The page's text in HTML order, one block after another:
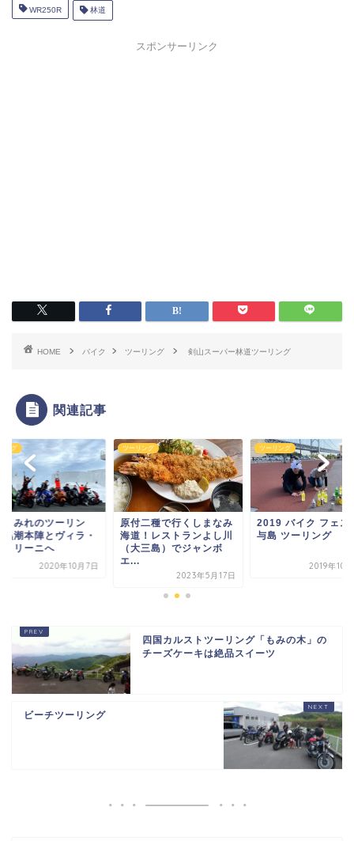
WR250R 林道
スポンサーリンク
HOME バイク ツーリング 剣山スーパー林道ツーリング
関連記事
ング
二種で行くしまなみ
！レストランよし川
三島）でジャンボ
ツーリング
2019 バイク フェスタin
与島 ツーリング
ツーリング
【隼まみれのツーリ
グ】黒潮本陣とヴィ
2020年10
四国カルストツーリング「もみの木」の
チーズケーキは絶品スイーツ
ビーチツーリング